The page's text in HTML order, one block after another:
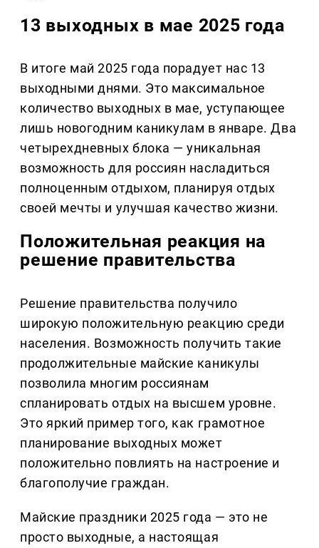
13 выходных в мае 2025 года
В итоге май 2025 года порадует нас 13
выходными днями. Это максимальное
количество выходных в мае, уступающее
лишь новогодним каникулам в январе. Два
четырехдневных блока — уникальная
возможность для россиян насладиться
полноценным отдыхом, планируя отдых
своей мечты и улучшая качество жизни.
Положительная реакция на
решение правительства
Решение правительства получило
широкую положительную реакцию среди
населения. Возможность получить такие
продолжительные майские каникулы
позволила многим россиянам
спланировать отдых на высшем уровне.
Это яркий пример того, как грамотное
планирование выходных может
положительно повлиять на настроение и
благополучие граждан.
Майские праздники 2025 года — это не
просто выходные, а настоящая